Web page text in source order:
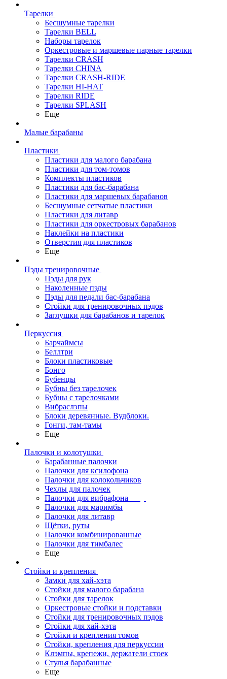
Тарелки
Бесшумные тарелки
Тарелки BELL
Наборы тарелок
Оркестровые и маршевые парные тарелки
Тарелки CRASH
Тарелки CHINA
Тарелки CRASH-RIDE
Тарелки HI-HAT
Тарелки RIDE
Тарелки SPLASH
Еще
Малые барабаны
Пластики
Пластики для малого барабана
Пластики для том-томов
Комплекты пластиков
Пластики для бас-барабана
Пластики для маршевых барабанов
Бесшумные сетчатые пластики
Пластики для литавр
Пластики для оркестровых барабанов
Наклейки на пластики
Отверстия для пластиков
Еще
Пэды тренировочные
Пэды для рук
Наколенные пэды
Пэды для педали бас-барабана
Стойки для тренировочных пэдов
Заглушки для барабанов и тарелок
Перкуссия
Барчаймсы
Беллтри
Блоки пластиковые
Бонго
Бубенцы
Бубны без тарелочек
Бубны с тарелочками
Вибраслэпы
Блоки деревянные. Вудблоки.
Гонги, там-тамы
Еще
Палочки и колотушки
Барабанные палочки
Палочки для ксилофона
Палочки для колокольчиков
Чехлы для палочек
Палочки для вибрафона
Палочки для маримбы
Палочки для литавр
Щётки, руты
Палочки комбинированные
Палочки для тимбалес
Еще
Стойки и крепления
Замки для хай-хэта
Стойки для малого барабана
Стойки для тарелок
Оркестровые стойки и подставки
Стойки для тренировочных пэдов
Стойки для хай-хэта
Стойки и крепления томов
Стойки, крепления для перкуссии
Клэмпы, крепежи, держатели стоек
Стулья барабанные
Еще